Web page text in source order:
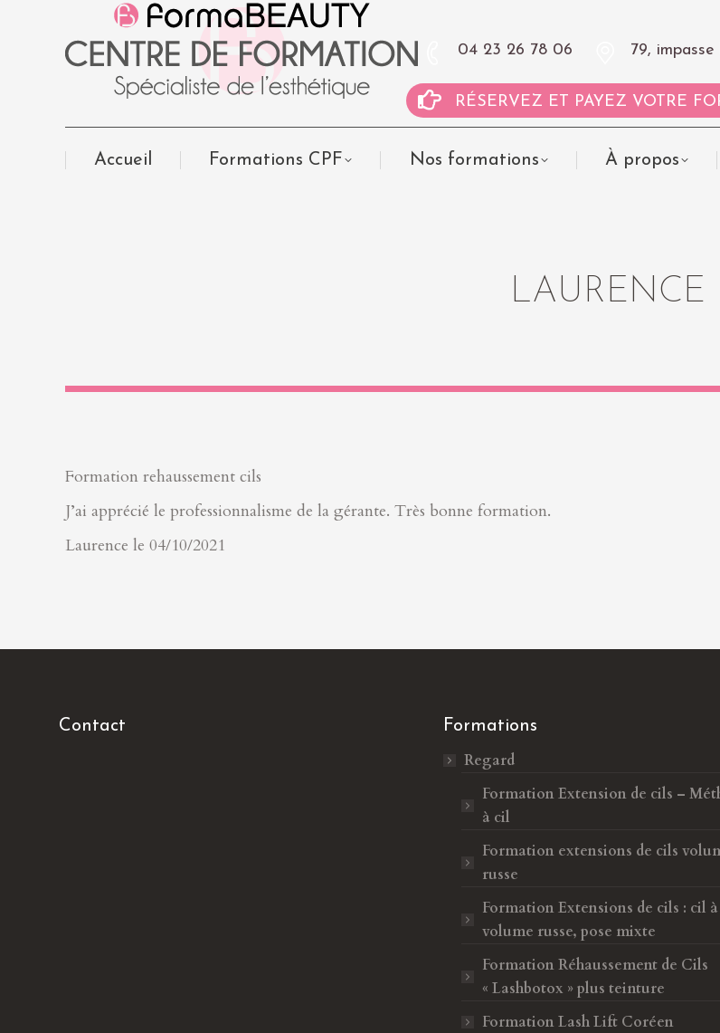
04 23 26 78 06 79,
RÉSERVEZ ET PAYEZ VOTRE
Accueil Formations CPF Nos formations À propos
LAURENCE
Formation rehaussement cils
J’ai apprécié le professionnalisme de la gérante. Très bonne formation.
Laurence le 04/10/2021
Contact Formations
Regard
Formation Extension de cils –
à cil
Formation extensions de cils
russe
Formation Extensions de cils : cil
volume russe, pose mixte
Formation Réhaussement de Cils
« Lashbotox » plus teinture
Formation Lash Lift Coréen